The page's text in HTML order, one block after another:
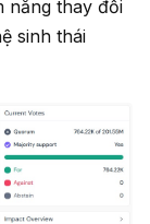
năng thay đổi
sinh thái